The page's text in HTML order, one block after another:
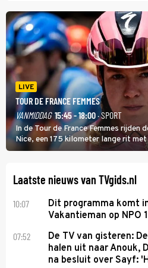
LIVE
TOUR DE FRANCE FEMMES
VANMIDDAG 15:45 - 18:00· SPORT
In de Tour de France Femmes rijden
Nice, een 175 kilometer lange rit
midden. Dat is mogelijk niet de
Laatste nieuws van TVgids.nl
10:07
Dit programma komt
Vakantieman op NPO 1
07:52
De TV van gisteren:
halen uit naar Anouk,
na besluit over Sayf: